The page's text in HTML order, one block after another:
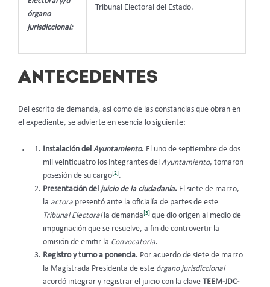
órgano
jurisdiccional:
Tribunal Electoral del Estado.
ANTECEDENTES
Del escrito de demanda, así como de las constancias que obran en
el expediente, se advierte en esencia lo siguiente:
Instalación del Ayuntamiento. El uno de septiembre de dos
mil veinticuatro los integrantes del Ayuntamiento, tomaron
posesión de su cargo[2].
Presentación del juicio de la ciudadanía. El siete de marzo,
la actora presentó ante la oficialía de partes de este
Tribunal Electoralla demanda[3]que dio origen al medio de
impugnación que se resuelve, a fin de controvertir la
omisión de emitir la Convocatoria.
Registro y turno a ponencia. Por acuerdo de siete de marzo
la Magistrada Presidenta de este órgano jurisdiccional
acordó integrar y registrar el juicio con la clave
TEEM-JDC-